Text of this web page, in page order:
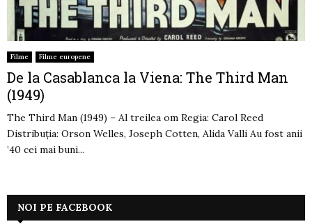
Filme Filme europene
De la Casablanca la Viena: The Third Man
(1949)
The Third Man (1949) – Al treilea om Regia: Carol Reed
Distribuția: Orson Welles, Joseph Cotten, Alida Valli Au fost anii
’40 cei mai buni...
NOI PE FACEBOOK